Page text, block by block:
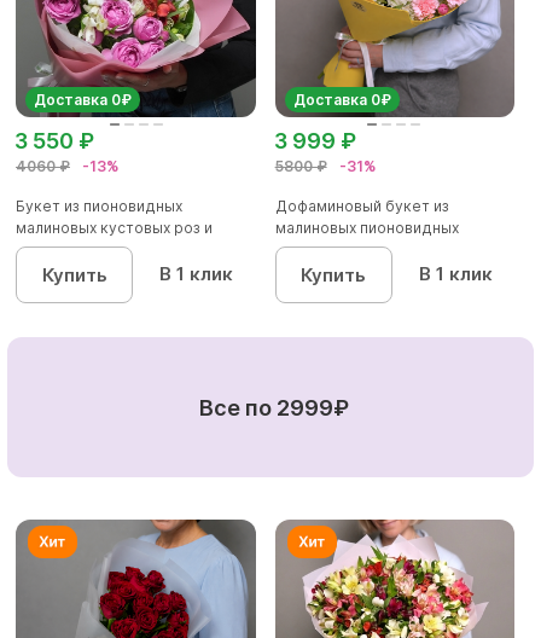
Доставка 0₽
4060 ₽ -13%
3 550 ₽
Букет из пионовидных
малиновых кустовых роз и
альстроме...
Купить В 1 клик
Доставка 0₽
5800 ₽ -31%
3 999 ₽
Дофаминовый букет из
малиновых пионовидных
кустовых роз...
Купить В 1 клик
Все по 2999₽